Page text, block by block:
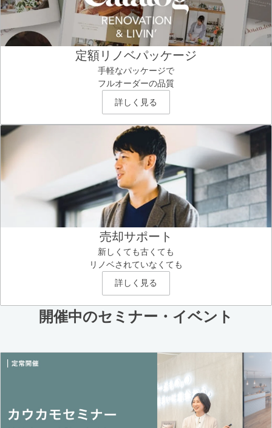
定額リノベパッケージ
手軽なパッケージで
フルオーダーの品質
詳しく見る
売却サポート
新しくても古くても
リノベされていなくても
詳しく見る
開催中のセミナー・イベント